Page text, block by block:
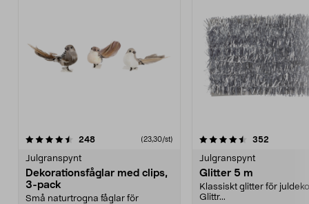
248recensioner (23,30/st)
Julgranspynt
Dekorationsfåglar med clips,
3-pack
Små naturtrogna fåglar för
4.5 av 5 stjärnor 352
Julgranspynt
Glitter 5 m
Klassiskt glitter för
Glittr...
4.5 av 5 stjärnor